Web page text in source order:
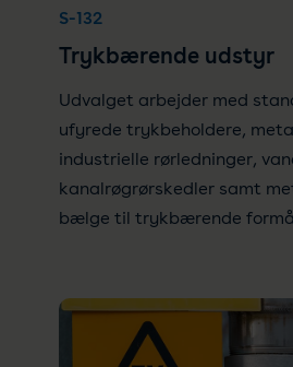
S-132
Trykbærende udstyr
Udvalget arbejder med
ufyrede trykbeholdere,
industrielle rørledninger,
kanalrøgrørskedler samt
bælge til trykbærende